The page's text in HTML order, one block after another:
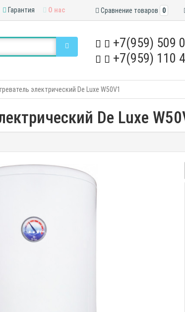
Гарантия О нас Сравнение товаров 0
+7(959) 509
+7(959) 110
электрический De Luxe W50V1
De Luxe